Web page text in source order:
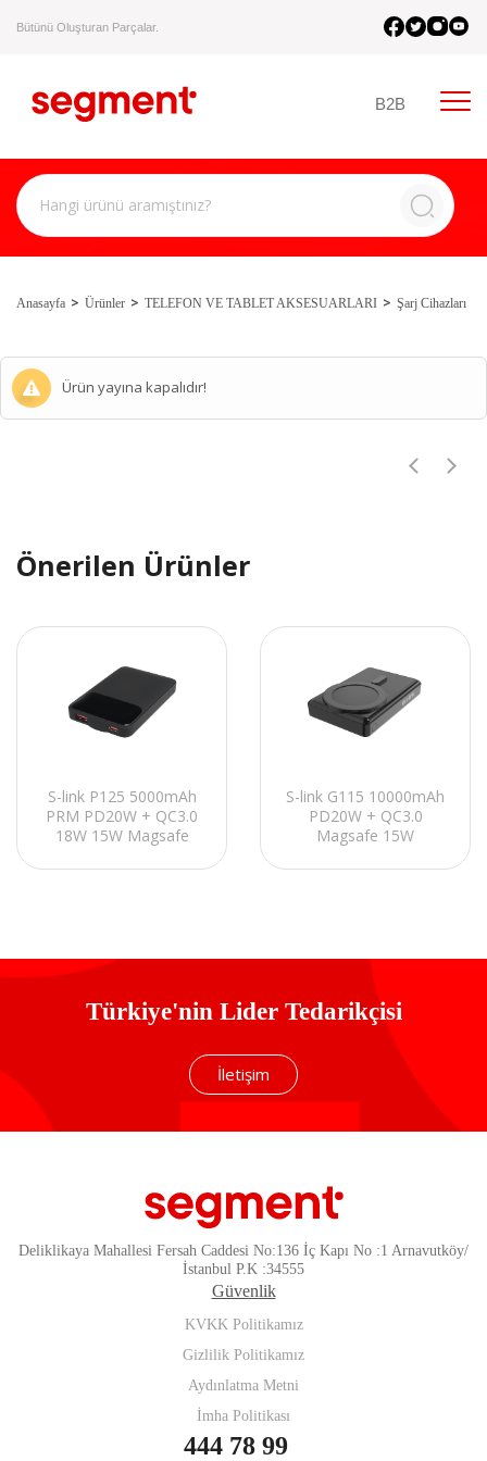
Bütünü Oluşturan Parçalar.
B2B
Anasayfa Ürünler TELEFON VE TABLET AKSESUARLARI Şarj Cihazları
Ürün yayına kapalıdır!
Önerilen Ürünler
S-link P125 5000mAh
PRM PD20W + QC3.0
18W 15W Magsafe
Taşınabilir Pil Şarj
S-link G115 10000mAh
PD20W + QC3.0
Magsafe 15W
Siyah Taşınabilir Pil Şarj
Türkiye'nin Lider Tedarikçisi
İletişim
Deliklikaya Mahallesi Fersah Caddesi No:136 İç Kapı No :1 Arnavutköy/
İstanbul P.K :34555
Güvenlik
KVKK Politikamız
Gizlilik Politikamız
Aydınlatma Metni
İmha Politikası
444 78 99